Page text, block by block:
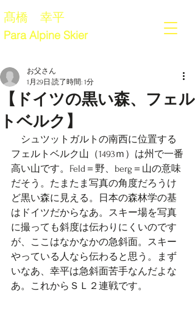
髙橋 幸平
Para Alpine Skier
【ドイツの黒い森、フェル
トベルク】
お父さん
1月29日 読了時間: 1分
シュツットガルトの南西に位置する
フェルトベルク山（1493ｍ）は州で一番
高い山です。Feld＝野、berg＝山の意味
だそう。たまたま写真の角度だろうけ
ど黒い森に見える。日本の森林学の基
はドイツだからなあ。スキー場を写真
に撮っても斜度は伝わりにくいのです
が、ここはなかなかの急斜面。スキー
やっている人なら伝わると思う。まず
いなあ、幸平は急斜面苦手なんだよな
あ。これからＳＬ２連戦です。